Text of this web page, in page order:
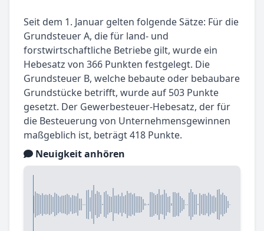
Seit dem 1. Januar gelten folgende Sätze: Für die
Grundsteuer A, die für land- und
forstwirtschaftliche Betriebe gilt, wurde ein
Hebesatz von 366 Punkten festgelegt. Die
Grundsteuer B, welche bebaute oder bebaubare
Grundstücke betrifft, wurde auf 503 Punkte
gesetzt. Der Gewerbesteuer-Hebesatz, der für
die Besteuerung von Unternehmensgewinnen
maßgeblich ist, beträgt 418 Punkte.
Neuigkeit anhören